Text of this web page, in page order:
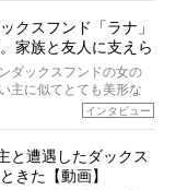
のもと、甘やかさずに
すらしたことがなかっ
長生きの秘訣とは。
クスフンド「ラナ」
家族と友人に支えら
ダックスフンドの女の
主に似てとても美形な
スタグラムでは、ラナ
年の誕生日に小池さん
スをつけて撮影に参加
インタビュー
と遭遇したダックス
きた【動画】